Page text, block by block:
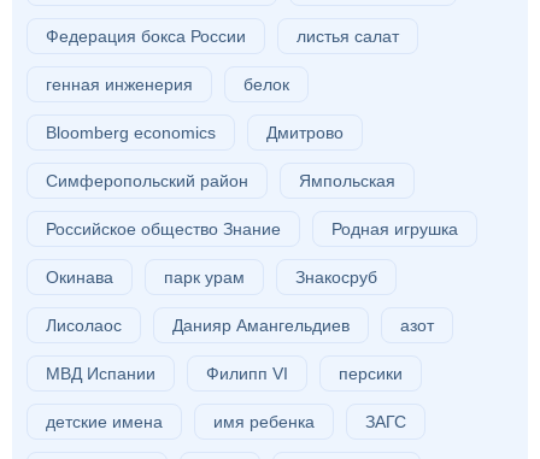
Федерация бокса России листья салат
генная инженерия белок
Bloomberg economics Дмитрово
Симферопольский район Ямпольская
Российское общество Знание Родная игрушка
Окинава парк урам Знакосруб
Лисолаос Данияр Амангельдиев азот
МВД Испании Филипп VI персики
детские имена имя ребенка ЗАГС